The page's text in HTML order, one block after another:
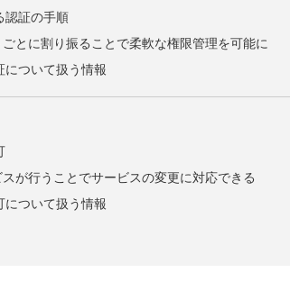
認証の手順
とに割り振ることで柔軟な権限管理を可能に
について扱う情報
が行うことでサービスの変更に対応できる
について扱う情報